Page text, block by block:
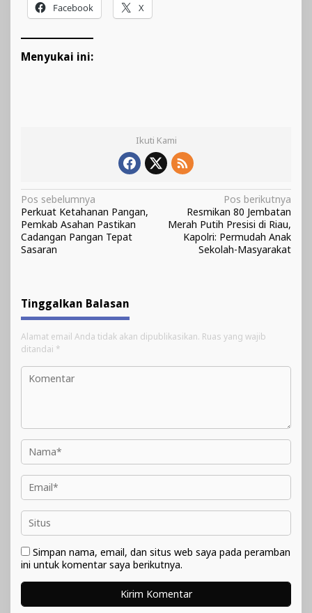
Facebook X
Menyukai ini:
Ikuti Kami
Navigasi
pos
Pos sebelumnya
Perkuat Ketahanan Pangan,
Pemkab Asahan Pastikan
Cadangan Pangan Tepat
Sasaran
Pos berikutnya
Resmikan 80 Jembatan
Merah Putih Presisi di Riau,
Kapolri: Permudah Anak
Sekolah-Masyarakat
Tinggalkan Balasan
Alamat email Anda tidak akan dipublikasikan. Ruas yang wajib
ditandai *
Simpan nama, email, dan situs web saya pada peramban
ini untuk komentar saya berikutnya.